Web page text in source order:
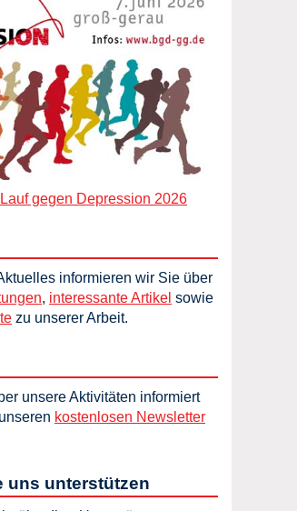
gegen Depression 2026
informieren wir Sie über
, interessante Artikel sowie
zu unserer Arbeit.
unsere Aktivitäten informiert
kostenlosen Newsletter
uns unterstützen